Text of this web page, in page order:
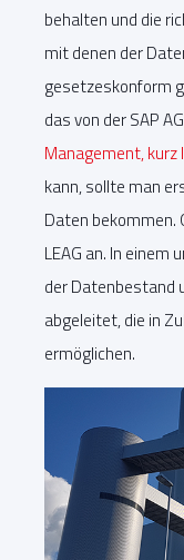
behalten und die
mit denen der
gesetzeskonform
das von der SAP
Management, kurz
kann, sollte man
Daten bekommen.
LEAG an. In
der Datenbestand
abgeleitet, die in
ermöglichen.